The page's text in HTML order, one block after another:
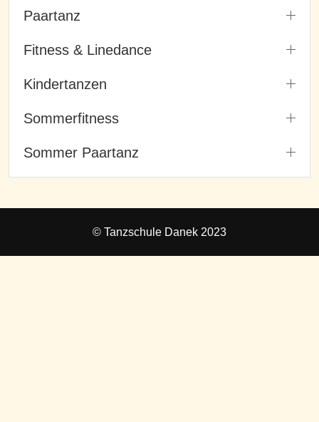
Paartanz
Fitness & Linedance
Kindertanzen
Sommerfitness
Sommer Paartanz
© Tanzschule Danek 2023